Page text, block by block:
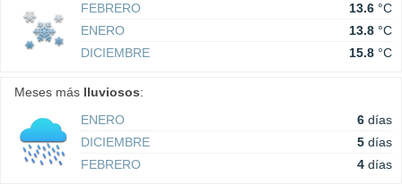
FEBRERO
13.6 °C
ENERO
13.8 °C
DICIEMBRE
15.8 °C
Meses más lluviosos:
ENERO
6 días
DICIEMBRE
5 días
FEBRERO
4 días